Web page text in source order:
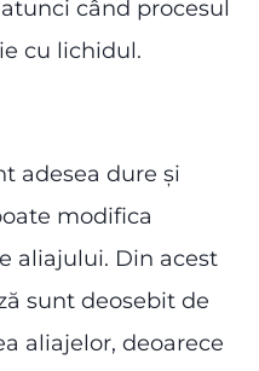
când procesul
cu lichidul.
adesea dure și
modifica
aliajului. Din acest
sunt deosebit de
aliajelor, deoarece